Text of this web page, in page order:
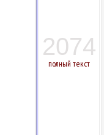
2074
полный текст